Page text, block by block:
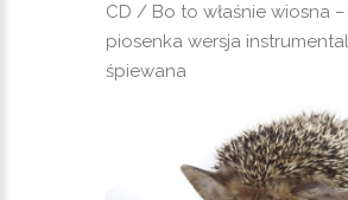
CD / Bo to właśnie wiosna –
piosenka wersja
śpiewana